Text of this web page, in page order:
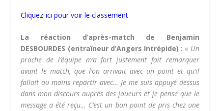
Cliquez-ici pour voir le classement
La réaction d’après-match de Benjamin
DESBOURDES (entraîneur d’Angers Intrépide) : « Un
proche de l’équipe m’a fort justement fait remarquer
avant le match, que l’on arrivait avec un point et qu’il
fallait au moins repartir avec… Je me suis appuyé dessus
dans mon discours auprès des joueurs et je pense que le
message a été reçu… C’est un bon point de pris chez une